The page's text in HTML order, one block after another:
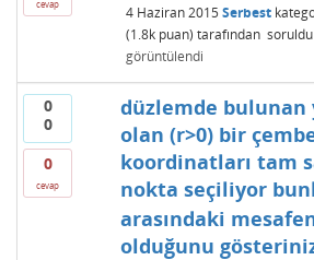
cevap 4 Haziran 2015 Serbest
(1.8kpuan) tarafından soruldu
görüntülendi
0
0
0
cevap
düzlemde bulunan
olan (r>0) bir
koordinatları tam
nokta seçiliyor
arasındaki
olduğunu